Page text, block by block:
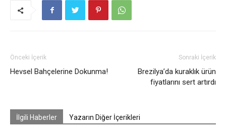
Önceki İçerik
Hevsel Bahçelerine Dokunma!
Sonraki İçerik
Brezilya’da kuraklık ürün
fiyatlarını sert artırdı
İlgili Haberler Yazarın Diğer İçerikleri